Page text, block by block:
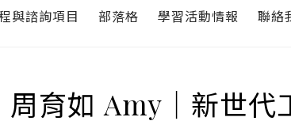
周育如 Amy｜新世代
與諮詢項目 部落格 學習活動情報 聯絡